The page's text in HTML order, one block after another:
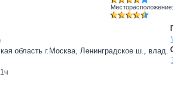
Месторасположение:
область г.Москва, Ленинградское ш., влад.